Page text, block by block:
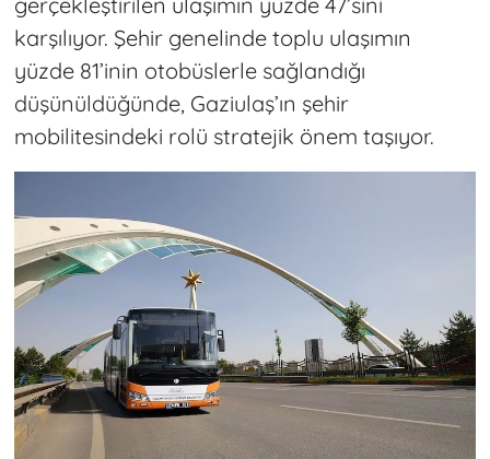
karşılıyor. Şehir genelinde toplu ulaşımın
yüzde 81’inin otobüslerle sağlandığı
düşünüldüğünde, Gaziulaş’ın şehir
mobilitesindeki rolü stratejik önem taşıyor.